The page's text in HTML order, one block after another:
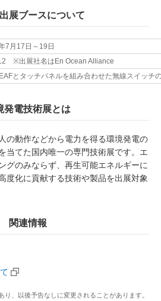
展ブースについて
7月17日～19日
※出展社名はEn Ocean Alliance
とタッチパネルを組み合わせた無線スイッチ
発電技術展とは
の動作などから電力を得る環境発電の
当てた国内唯一の専門技術展です。エ
グのみならず、再生可能エネルギーに
度化に貢献する技術や製品を出展対象
関連情報
り、以後予告なしに変更されることがあります。